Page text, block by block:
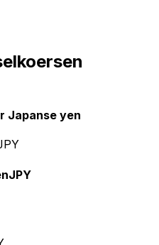
Japanse yen
JPY